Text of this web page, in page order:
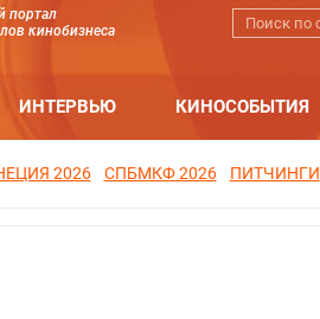
портал
кинобизнеса
ИНТЕРВЬЮ КИНОСОБЫТИЯ
2026 СПБМКФ 2026 ПИТЧИНГИ